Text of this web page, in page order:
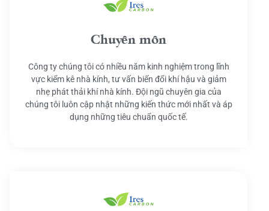
Chuyên môn
Công ty chúng tôi có nhiều năm kinh nghiệm trong lĩnh
vực kiểm kê nhà kính, tư vấn biến đổi khí hậu và giảm
nhẹ phát thải khí nhà kính. Đội ngũ chuyên gia của
chúng tôi luôn cập nhật những kiến thức mới nhất và áp
dụng những tiêu chuẩn quốc tế.